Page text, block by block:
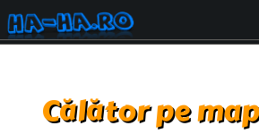
Călător pe